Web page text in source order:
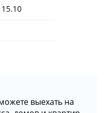
выехать на